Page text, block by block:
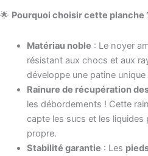
🌟 Pourquoi choisir cette planche
Matériau noble : Le noyer
résistant aux chocs et aux
développe une patine
Rainure de récupération
les débordements ! Cette
capte les sucs et les liquides
propre.
Stabilité garantie : Les